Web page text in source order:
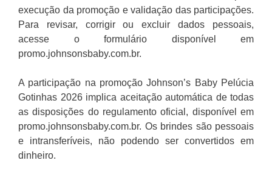
execução da promoção e validação das participações.
Para revisar, corrigir ou excluir dados pessoais,
acesse o formulário disponível em
promo.johnsonsbaby.com.br.
A participação na promoção Johnson’s Baby Pelúcia
Gotinhas 2026 implica aceitação automática de todas
as disposições do regulamento oficial, disponível em
promo.johnsonsbaby.com.br. Os brindes são pessoais
e intransferíveis, não podendo ser convertidos em
dinheiro.